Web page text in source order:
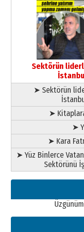
Ardında
gönül
13 Mayıs
Esat
Başkan
bir
02 Ağustos
Sektörün
➤ Sektörün
➤
➤
➤ Kara
➤ Yüz Binlerce
Sektörünü